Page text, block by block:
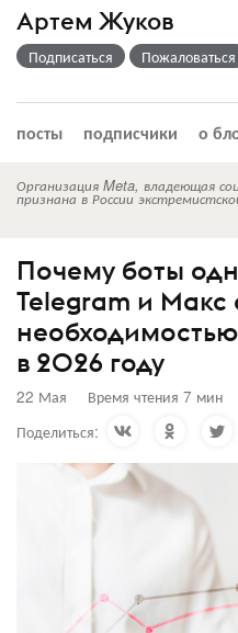
Артем Жуков
Подписаться Пожаловаться
посты подписчики о
Организация Meta, владеющая
признана в России
Почему боты
Telegram и Макс
в 2026 году
22 Мая Время чтения 7 мин
Поделиться: